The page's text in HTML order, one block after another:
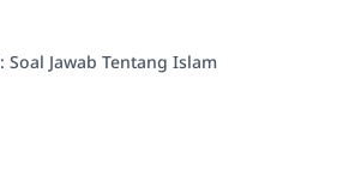
: Soal Jawab Tentang Islam